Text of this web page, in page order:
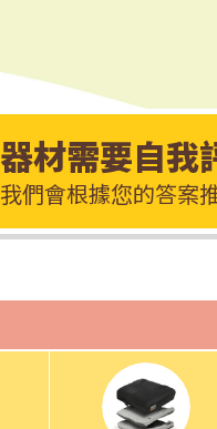
器材需要自我
我們會根據您的答案